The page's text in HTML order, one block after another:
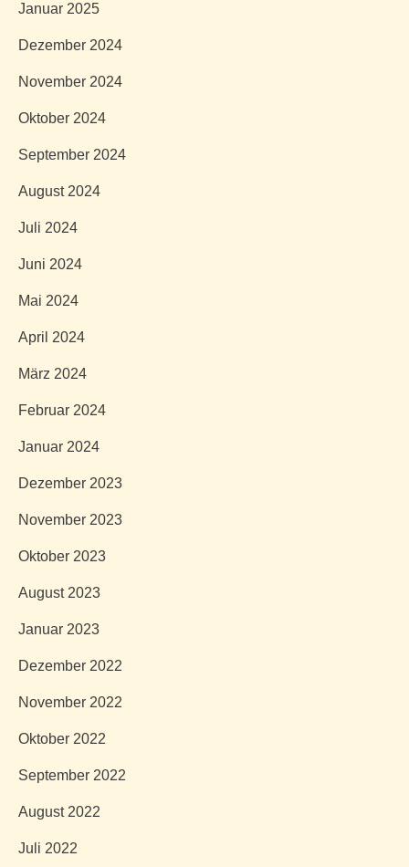
Januar 2025
Dezember 2024
November 2024
Oktober 2024
September 2024
August 2024
Juli 2024
Juni 2024
Mai 2024
April 2024
März 2024
Februar 2024
Januar 2024
Dezember 2023
November 2023
Oktober 2023
August 2023
Januar 2023
Dezember 2022
November 2022
Oktober 2022
September 2022
August 2022
Juli 2022